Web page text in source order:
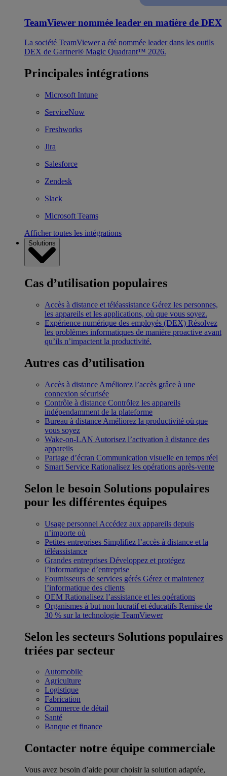
TeamViewer nommée leader en matière de DEX
La société TeamViewer a été nommée leader dans les outils
DEX de Gartner® Magic Quadrant™ 2026.
Principales intégrations
Microsoft Intune
ServiceNow
Freshworks
Jira
Salesforce
Zendesk
Slack
Microsoft Teams
Afficher toutes les intégrations
Solutions
Cas d’utilisation populaires
Accès à distance et téléassistance Gérez les personnes,
les appareils et les applications, où que vous soyez.
Expérience numérique des employés (DEX) Résolvez
les problèmes informatiques de manière proactive avant
qu’ils n’impactent la productivité.
Autres cas d’utilisation
Accès à distance Améliorez l’accès grâce à une
connexion sécurisée
Contrôle à distance Contrôlez les appareils
indépendamment de la plateforme
Bureau à distance Améliorez la productivité où que
vous soyez
Wake-on-LAN Autorisez l’activation à distance des
appareils
Partage d’écran Communication visuelle en temps réel
Smart Service Rationalisez les opérations après-vente
Selon le besoin Solutions populaires
pour les différentes équipes
Usage personnel Accédez aux appareils depuis
n’importe où
Petites entreprises Simplifiez l’accès à distance et la
téléassistance
Grandes entreprises Développez et protégez
l’informatique d’entreprise
Fournisseurs de services gérés Gérez et maintenez
l’informatique des clients
OEM Rationalisez l’assistance et les opérations
Organismes à but non lucratif et éducatifs Remise de
30 % sur la technologie TeamViewer
Selon les secteurs Solutions populaires
triées par secteur
Automobile
Agriculture
Logistique
Fabrication
Commerce de détail
Santé
Banque et finance
Contacter notre équipe commerciale
Vous avez besoin d’aide pour choisir la solution adaptée,